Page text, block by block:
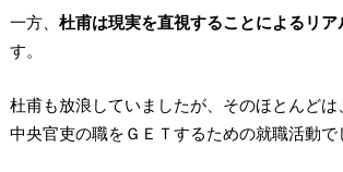
一方、 杜甫は現実を直視することによるリ
す。
杜甫も放浪していましたが、そのほとんどは
中央官吏の職をＧＥＴするための就職活動で